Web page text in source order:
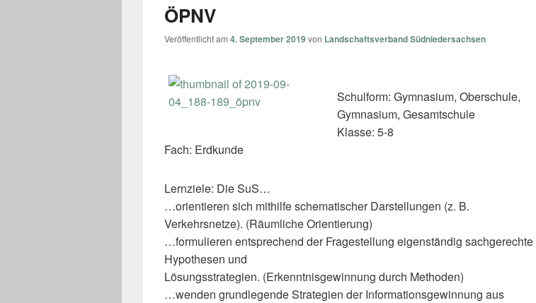
ÖPNV
Veröffentlicht am 4. September 2019von Landschaftsverband Südniedersachsen
Schulform: Gymnasium, Oberschule,
Gymnasium, Gesamtschule
Klasse: 5-8
Fach: Erdkunde
Lernziele: Die SuS…
…orientieren sich mithilfe schematischer Darstellungen (z. B.
Verkehrsnetze). (Räumliche Orientierung)
…formulieren entsprechend der Fragestellung eigenständig sachgerechte
Hypothesen und
Lösungsstrategien. (Erkenntnisgewinnung durch Methoden)
…wenden grundlegende Strategien der Informationsgewinnung aus